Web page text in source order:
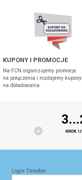
KUPONY I PROMOCJE
Na FCN organizujemy promocje
na połączenia i rozdajemy kupony
na doładowania.
Login Tlenofon: